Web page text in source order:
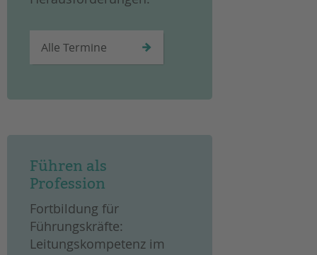
Alle Termine
Führen als
Profession
Fortbildung für
Führungskräfte:
Leitungskompetenz im